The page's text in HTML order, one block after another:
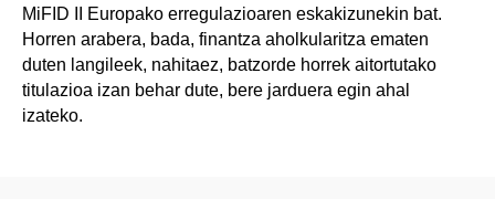
MiFID II Europako erregulazioaren eskakizunekin bat.
Horren arabera, bada, finantza aholkularitza ematen
duten langileek, nahitaez, batzorde horrek aitortutako
titulazioa izan behar dute, bere jarduera egin ahal
izateko.